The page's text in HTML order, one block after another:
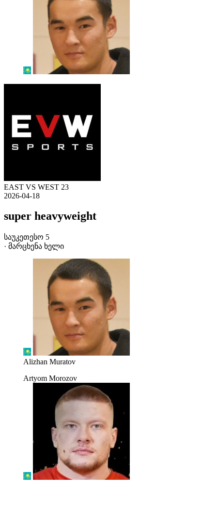
EAST VS WEST 23
2026-04-18
super heavyweight
საუკეთესო 5
· მარცხენა ხელი
Alizhan Muratov
Artyom Morozov